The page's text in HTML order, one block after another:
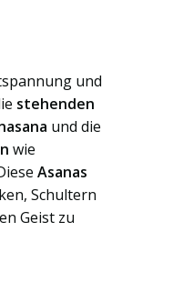
und
stehenden
und die
wie
Asanas
Schultern
Geist zu